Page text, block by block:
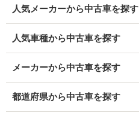
人気メーカーから中古車を探す
人気車種から中古車を探す
メーカーから中古車を探す
都道府県から中古車を探す